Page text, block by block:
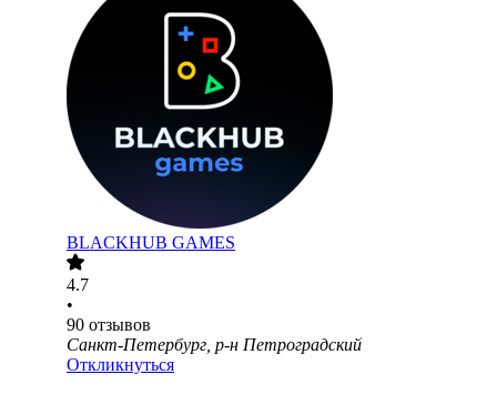
BLACKHUB GAMES
4.7
•
90 отзывов
Санкт-Петербург, р-н Петроградский
Откликнуться